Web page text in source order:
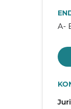
A-